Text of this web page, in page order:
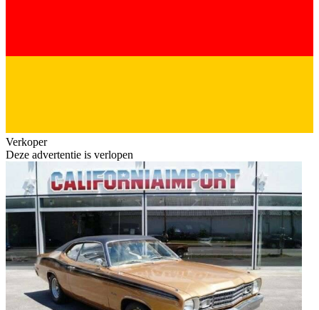
Verkoper
Deze advertentie is verlopen